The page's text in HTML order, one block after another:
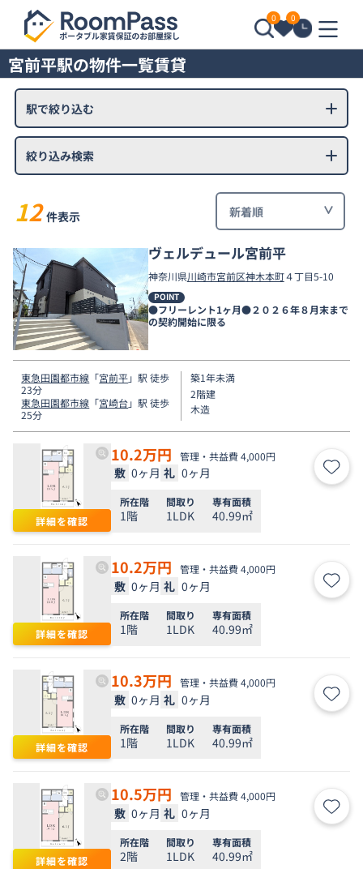
0 0
宮前平駅の物件一覧賃貸
駅で絞り込む
絞り込み検索
12 件表示
ヴェルデュール宮前平
神奈川県川崎市宮前区神木本町４丁目5-10
POINT
●フリーレント1ヶ月●２０２６年８月末まで
の契約開始に限る
東急田園都市線 「宮前平」駅 徒歩
23分
東急田園都市線 「宮崎台」駅 徒歩
25分
築1年未満
2階建
木造
詳細を確認
10.2万円 管理・共益費 4,000円
敷 0ヶ月 礼 0ヶ月 お気
所在階
1階
間取り
1LDK
専有面積
40.99㎡
詳細を確認
10.2万円 管理・共益費 4,000円
敷 0ヶ月 礼 0ヶ月 お気
所在階
1階
間取り
1LDK
専有面積
40.99㎡
詳細を確認
10.3万円 管理・共益費 4,000円
敷 0ヶ月 礼 0ヶ月 お気
所在階
1階
間取り
1LDK
専有面積
40.99㎡
詳細を確認
10.5万円 管理・共益費 4,000円
敷 0ヶ月 礼 0ヶ月 お気
所在階
2階
間取り
1LDK
専有面積
40.99㎡